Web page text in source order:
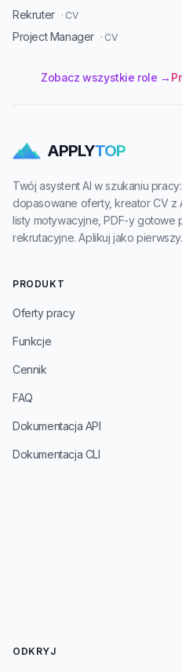
Rekruter · CV
Project Manager · CV
Zobacz wszystkie role →
APPLYTOP
Twój asystent AI w szukaniu
dopasowane oferty, kreator CV z
listy motywacyjne, PDF-y gotowe
rekrutacyjne. Aplikuj jako pierwszy.
PRODUKT
Oferty pracy
Funkcje
Cennik
FAQ
Dokumentacja API
Dokumentacja CLI
ODKRYJ